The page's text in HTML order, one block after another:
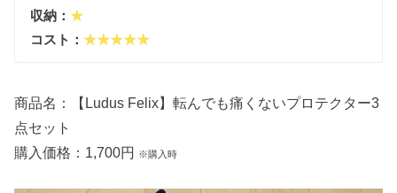
収納：★
コスト：★★★★★
商品名：【Ludus Felix】転んでも痛くないプロテクター3
点セット
購入価格：1,700円
※購入時